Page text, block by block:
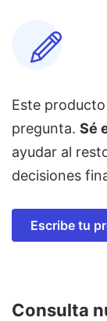
Este
pregunta. Sé
ayudar al
decisiones
Escribe tu
Consulta